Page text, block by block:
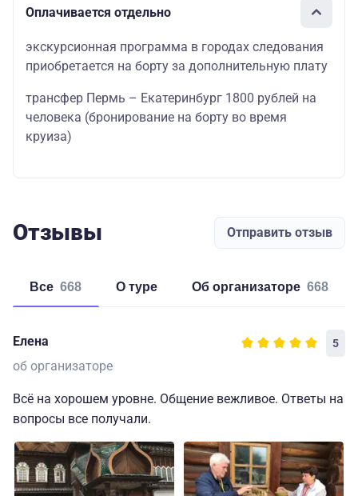
Оплачивается отдельно
экскурсионная программа в городах следования
приобретается на борту за дополнительную плату
трансфер Пермь – Екатеринбург 1800 рублей на
человека (бронирование на борту во время
круиза)
Отзывы Отправить отзыв
Все 668 о туре об организаторе 668
Елена 5
об организаторе
Всё на хорошем уровне. Общение вежливое. Ответы на
вопросы все получали.